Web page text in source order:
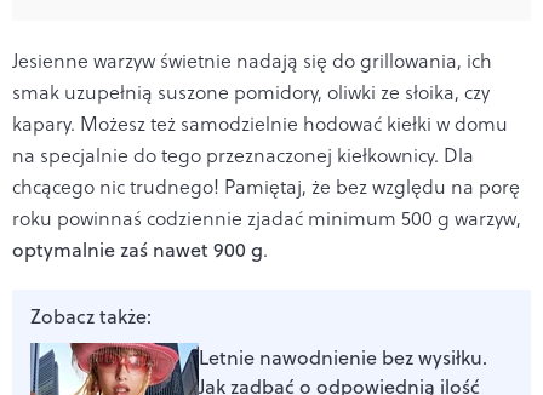
Jesienne warzyw świetnie nadają się do grillowania, ich
smak uzupełnią suszone pomidory, oliwki ze słoika, czy
kapary. Możesz też samodzielnie hodować kiełki w domu
na specjalnie do tego przeznaczonej kiełkownicy. Dla
chcącego nic trudnego! Pamiętaj, że bez względu na porę
roku powinnaś codziennie zjadać minimum 500 g warzyw,
optymalnie zaś nawet 900 g.
Zobacz także:
Letnie nawodnienie bez wysiłku.
Jak zadbać o odpowiednią ilość